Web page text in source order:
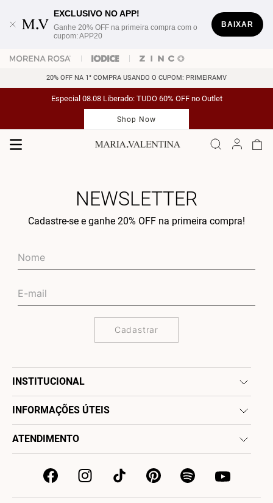
EXCLUSIVO NO APP!
Ganhe 20% OFF na primeira compra com o
cupom: APP20
BAIXAR
20% OFF NA 1° COMPRA USANDO O CUPOM: PRIMEIRAMV
Especial 08.08 Liberado: TUDO 60% OFF no Outlet
Shop Now
NEWSLETTER
Cadastre-se e ganhe 20% OFF na primeira compra!
Cadastrar
INSTITUCIONAL
INFORMAÇÕES ÚTEIS
ATENDIMENTO